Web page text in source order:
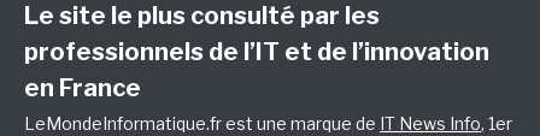
Le site le plus consulté par les
professionnels de l’IT et de l’innovation
en France
LeMondeInformatique.fr est une marque de IT News Info, 1er